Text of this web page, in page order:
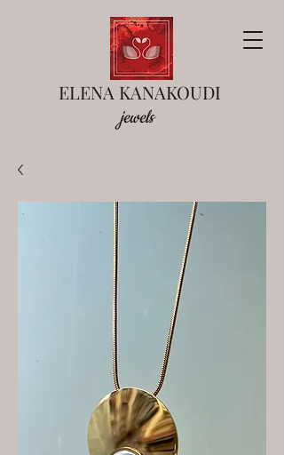
jewels
ELENA KANAKOUDI